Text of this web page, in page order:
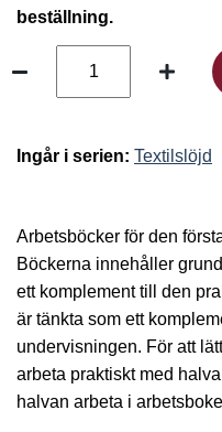
beställning.
Ingår i serien: Textilslöjd
Arbetsböcker för den
Böckerna innehåller
ett komplement till den
är tänkta som ett
undervisningen. För att
arbeta praktiskt med
halvan arbeta i